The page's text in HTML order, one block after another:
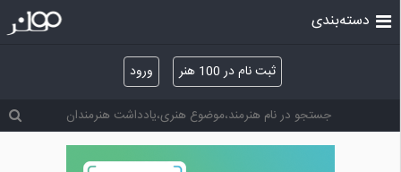
ثبت نام در 100 هنر ورود
دسته‌بندی